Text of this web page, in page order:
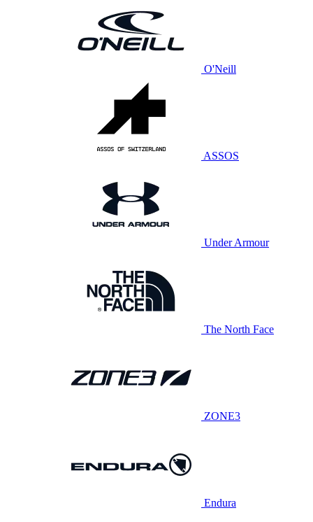
O'Neill
ASSOS
Under Armour
The North Face
ZONE3
Endura